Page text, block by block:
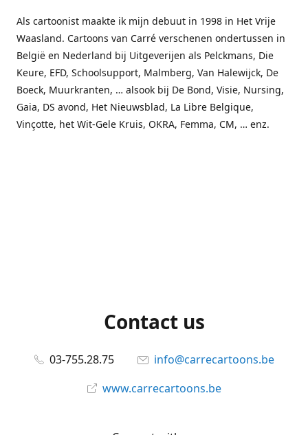
Als cartoonist maakte ik mijn debuut in 1998 in Het Vrije
Waasland. Cartoons van Carré verschenen ondertussen in
België en Nederland bij Uitgeverijen als Pelckmans, Die
Keure, EFD, Schoolsupport, Malmberg, Van Halewijck, De
Boeck, Muurkranten, … alsook bij De Bond, Visie, Nursing,
Gaia, DS avond, Het Nieuwsblad, La Libre Belgique,
Vinçotte, het Wit-Gele Kruis, OKRA, Femma, CM, … enz.
Contact us
03-755.28.75
info@carrecartoons.be
www.carrecartoons.be